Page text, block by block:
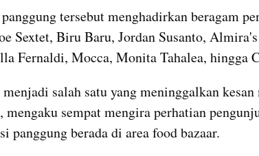
tersebut menghadirkan beragam
Sextet, Biru Baru, Jordan Susanto,
Fernaldi, Mocca, Monita Tahalea, hingga
salah satu yang meninggalkan kesan
sempat mengira perhatian
panggung berada di area food bazaar.